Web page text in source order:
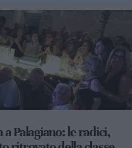
Palagiano: le radici,